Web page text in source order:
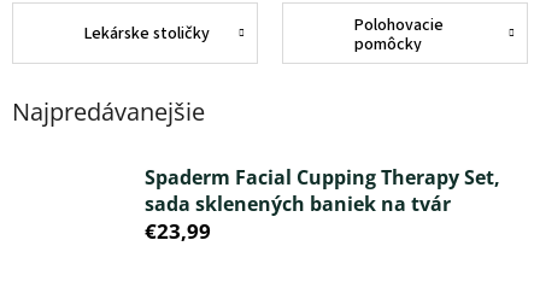
Lekárske stoličky
Polohovacie
pomôcky
Najpredávanejšie
Spaderm Facial Cupping Therapy Set,
sada sklenených baniek na tvár
€23,99